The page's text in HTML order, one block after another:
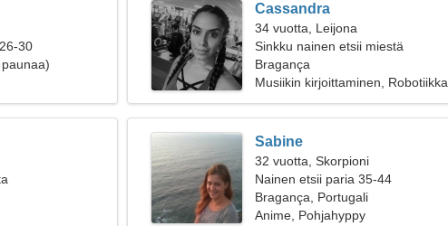
30
Cassandra
34 vuotta, Leijona
Sinkku nainen etsii miestä
Bragança
Musiikin kirjoittaminen, Robotiikka
Sabine
32 vuotta, Skorpioni
Nainen etsii paria 35-44
Bragança, Portugali
Anime, Pohjahyppy